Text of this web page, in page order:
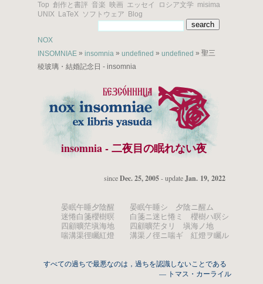
Top 創作と書評 音楽 映画 エッセイ ロシア文学 misima
UNIX LaTeX ソフトウェア Blog
NOX
INSOMNIAE » insomnia » undefined » undefined » 聖三
稜玻璃・結婚記念日 - insomnia
insomnia - 二夜目の眠れない夜
sinceDec. 25, 2005- updateJan. 19, 2022
晏眠午睡夕陰醒 晏眠午睡シ 夕陰ニ醒ム
迷惓白箋櫻樹暝 白箋ニ迷ヒ惓ミ 櫻樹ハ暝シ
四顧曠茫塡海地 四顧曠茫タリ 塡海ノ地
喘溝渠徑矚紅燈 溝渠ノ徑ニ喘ギ 紅燈ヲ矚ル
すべての過ちで最悪なのは，過ちを認識しないことである
— トマス・カーライル